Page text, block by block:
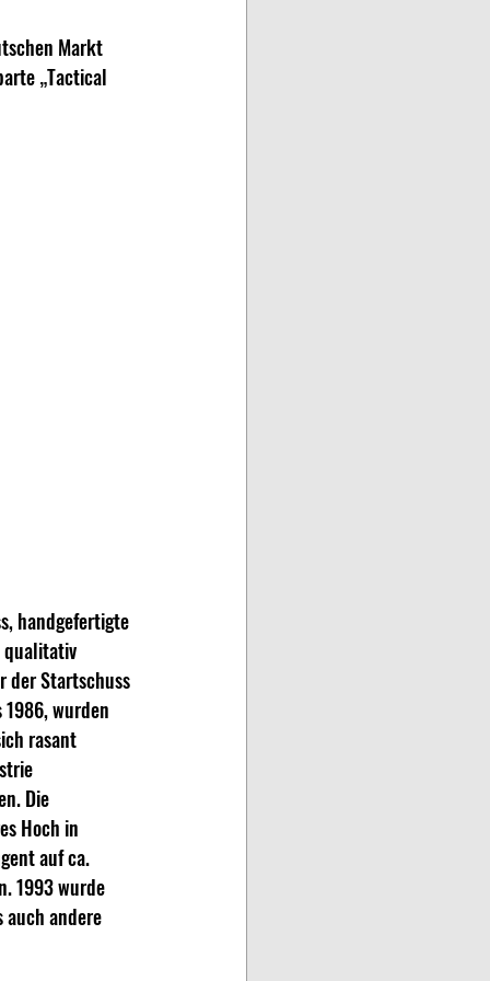
Markt
„Tactical
handgefertigte
qualitativ
der Startschuss
wurden
rasant
Die
Hoch in
auf ca.
1993 wurde
auch andere